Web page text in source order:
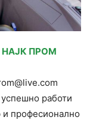
НАЈК ПРОМ
работи
и професионално